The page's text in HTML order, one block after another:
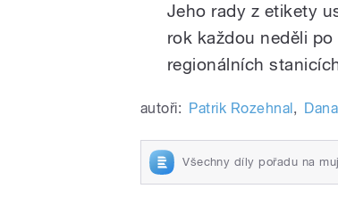
Jeho rady z etikety
rok každou neděli
regionálních
autoři: Patrik Rozehnal ,
Všechny díly pořadu na